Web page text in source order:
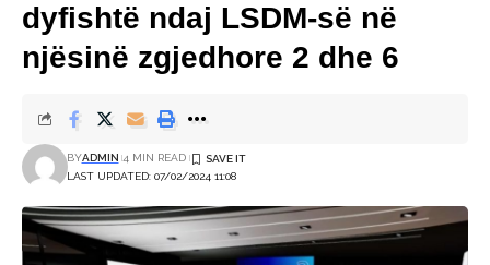
dyfishtë ndaj LSDM-së në
njësinë zgjedhore 2 dhe 6
LAST UPDATED: 07/02/2024 11:08
BYADMIN 4 MIN READ